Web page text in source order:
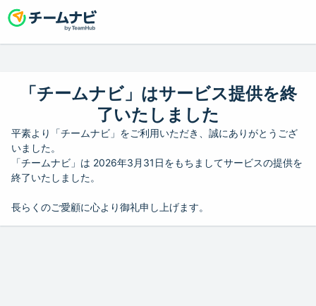
「チームナビ」はサービス提供を終
了いたしました
平素より「チームナビ」をご利用いただき、誠にありがとうござ
いました。
「チームナビ」は 2026年3月31日をもちましてサービスの提供を
終了いたしました。
長らくのご愛顧に心より御礼申し上げます。